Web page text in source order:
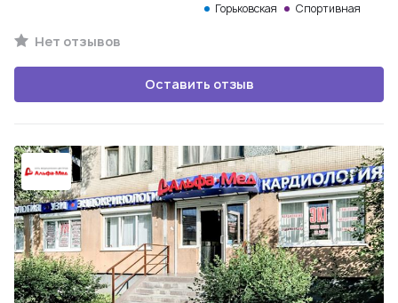
Горьковская Спортивная
Нет отзывов
Оставить отзыв